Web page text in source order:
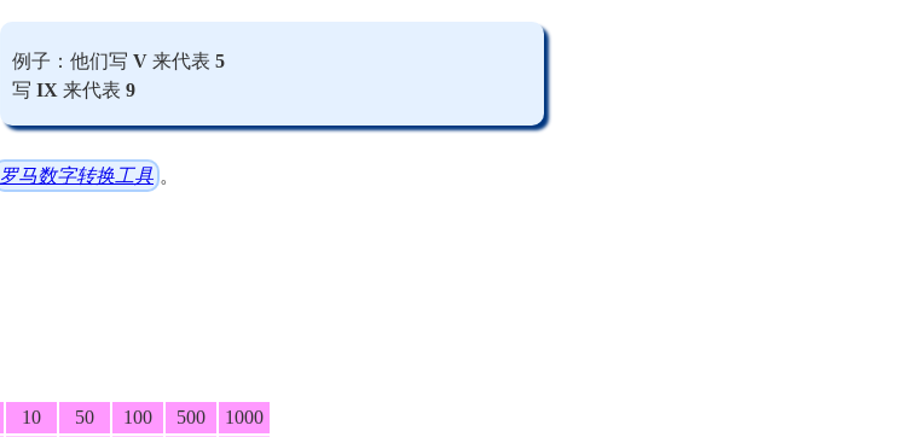
例子：他们写 V 来代表 5
写 IX 来代表 9
罗马数字转换工具 。
10 50 100 500
1000